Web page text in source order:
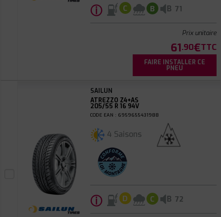
ⓘ C B B 71
Prix unitaire
61.90€TTC
FAIRE INSTALLER CE
PNEU
SAILUN
ATREZZO Z4+AS
205/55 R 16 94V
CODE EAN : 6959655431988
4 Saisons
ⓘ D C B 72